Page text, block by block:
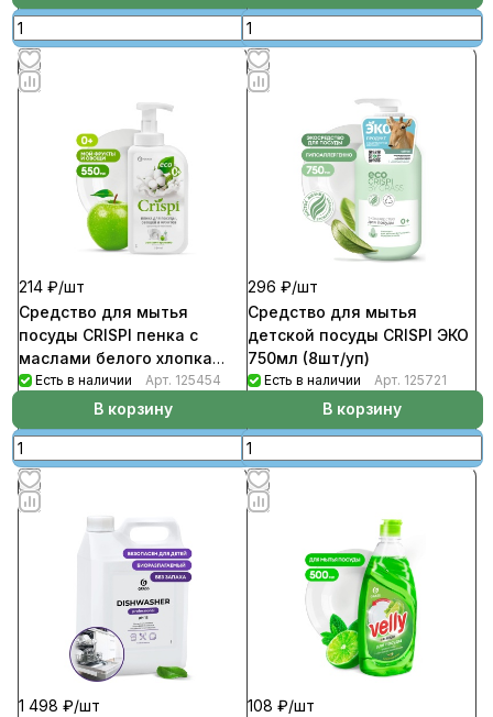
214 ₽/шт
Средство для мытья
посуды CRISPI пенка с
маслами белого хлопка
550мл (8шт/уп)
Есть в наличии Арт. 125454
В корзину
296 ₽/шт
Средство для мытья
детской посуды CRISPI ЭКО
750мл (8шт/уп)
Есть в наличии Арт. 125721
В корзину
1 498 ₽/шт
108 ₽/шт